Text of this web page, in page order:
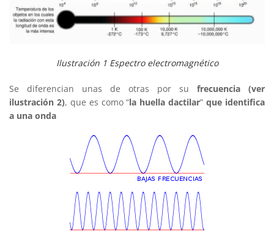
Ilustración 1 Espectro electromagnético
Se diferencian unas de otras por su frecuencia (ver
ilustración 2), que es como “la huella dactilar”que identifica
a una onda